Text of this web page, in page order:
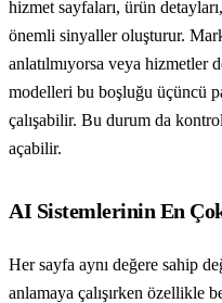
hizmet sayfaları, ürün
önemli sinyaller oluşturur.
anlatılmıyorsa veya hizmetler
modelleri bu boşluğu üçüncü
çalışabilir. Bu durum da
açabilir.
AI Sistemlerinin En
Her sayfa aynı değere sahip
anlamaya çalışırken özellikle